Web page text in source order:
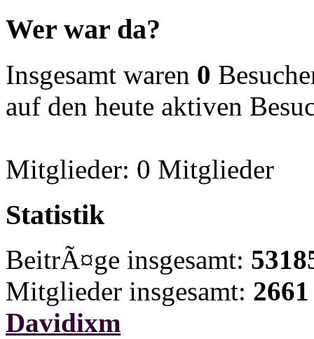
Wer war da?
Insgesamt waren 0
auf den heute aktiven
Mitglieder: 0 Mitglieder
Statistik
BeitrÃ¤ge insgesamt:
Mitglieder insgesamt: 2661
Davidixm